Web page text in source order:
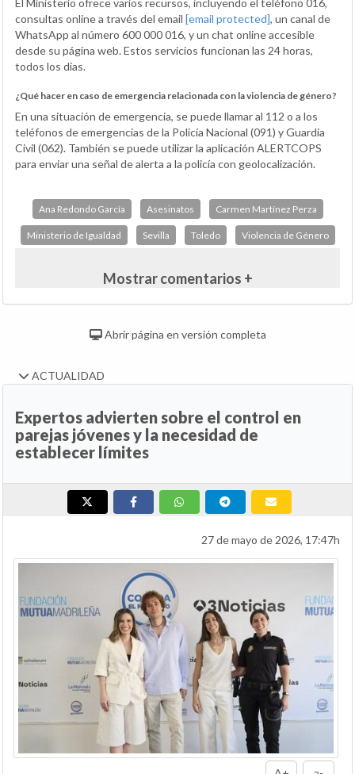
El Ministerio ofrece varios recursos, incluyendo el teléfono 016,
consultas online a través del email [email protected], un canal de
WhatsApp al número 600 000 016, y un chat online accesible
desde su página web. Estos servicios funcionan las 24 horas,
todos los días.
¿Qué hacer en caso de emergencia relacionada con la violencia de género?
En una situación de emergencia, se puede llamar al 112 o a los
teléfonos de emergencias de la Policía Nacional (091) y Guardia
Civil (062). También se puede utilizar la aplicación ALERTCOPS
para enviar una señal de alerta a la policía con geolocalización.
Ana Redondo García Asesinatos Carmen Martínez Perza
Ministerio de Igualdad Sevilla Toledo Violencia de Género
Mostrar comentarios +
Abrir página en versión completa
ACTUALIDAD
Expertos advierten sobre el control en
parejas jóvenes y la necesidad de
establecer límites
27 de mayo de 2026, 17:47h